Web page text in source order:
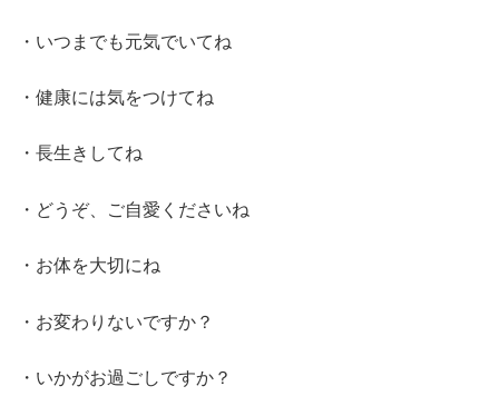
・いつまでも元気でいてね
・健康には気をつけてね
・長生きしてね
・どうぞ、ご自愛くださいね
・お体を大切にね
・お変わりないですか？
・いかがお過ごしですか？